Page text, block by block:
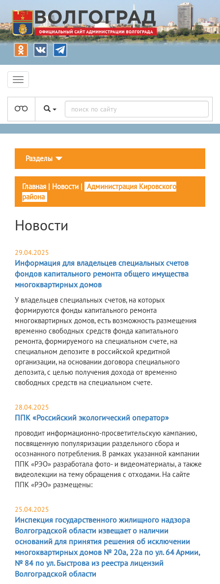
Разделы
Главная | Новости | Администрация Кировского
района
Новости
29.04.2025
Информация для владельцев специальных счетов
фондов капитального ремонта общего имущества
многоквартирных домов
У владельцев специальных счетов, на которых
формируются фонды капитального ремонта
многоквартирных домов, есть возможность размещения
временно свободных средств фонда капитального
ремонта, формируемого на специальном счете, на
специальном депозите в российской кредитной
организации, на основании договора специального
депозита, с целью получения дохода от временно
свободных средств на специальном счете.
28.04.2025
ППК «Российский экологический оператор»
проводит информационно-просветительскую кампанию,
посвященную популяризации раздельного сбора и
осознанного потребления. В рамках указанной кампании
ППК «РЭО» разработала фото- и видеоматериалы, а также
видеолекции на тему обращения с отходами. На сайте
ППК «РЭО» размещены:
25.04.2025
Инспекция государственного жилищного надзора
Волгоградской области извещает о наличии
оснований для принятия решения об исключении
многоквартирных домов № 20а, 22а по ул. 64 Армии,
№ 84 по ул. Быстрова из реестра лицензий
Волгоградской области